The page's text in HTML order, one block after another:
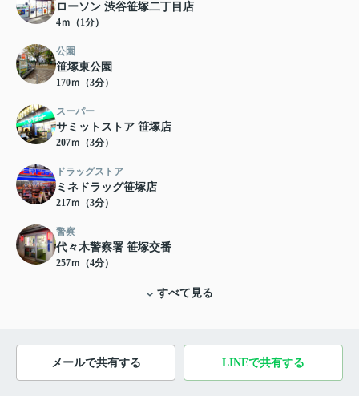
ローソン 渋谷笹塚二丁目店
4ｍ（1分）
公園
笹塚東公園
170ｍ（3分）
スーパー
サミットストア 笹塚店
207ｍ（3分）
ドラッグストア
ミネドラッグ笹塚店
217ｍ（3分）
警察
代々木警察署 笹塚交番
257ｍ（4分）
すべて見る
メールで共有する LINEで共有する